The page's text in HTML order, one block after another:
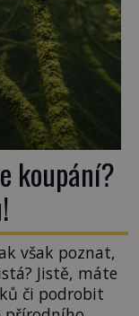
koupání?
však poznat,
Jistě, máte
či podrobit